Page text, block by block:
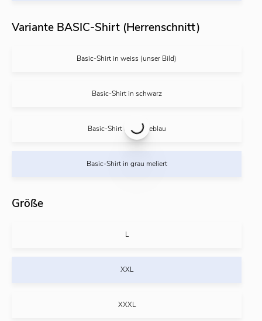
Variante BASIC-Shirt (Herrenschnitt)
Basic-Shirt in weiss (unser Bild)
Basic-Shirt in schwarz
Basic-Shirt in Marineblau
Basic-Shirt in grau meliert
Größe
L
XXL
XXXL